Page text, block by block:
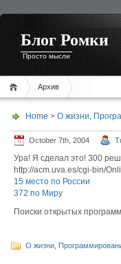
Блог Ромки
Просто мысли
Архив
Home > О жизни,
October 7th, 2004
Ура! Я сделал это! 300
http://acm.uva.es/cgi-bin/
15 место по России
372 по Миру
Поиски открытых
О жизни